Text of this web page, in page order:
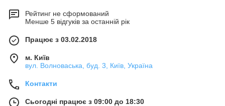
Рейтинг не сформований
Менше 5 відгуків за останній рік
Працює з 03.02.2018
м. Київ
вул. Волноваська, буд. 3, Київ, Україна
Контакти
Сьогодні працює з 09:00 до 18:30